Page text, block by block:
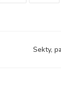
Sekty,